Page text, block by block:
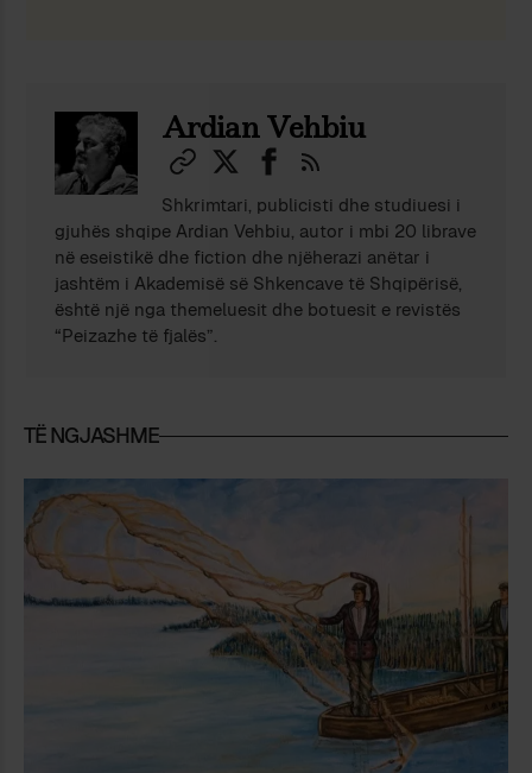
Ardian Vehbiu
Shkrimtari, publicisti dhe studiuesi i
gjuhës shqipe Ardian Vehbiu, autor i mbi 20 librave
në eseistikë dhe fiction dhe njëherazi anëtar i
jashtëm i Akademisë së Shkencave të Shqipërisë,
është një nga themeluesit dhe botuesit e revistës
“Peizazhe të fjalës”.
TË NGJASHME